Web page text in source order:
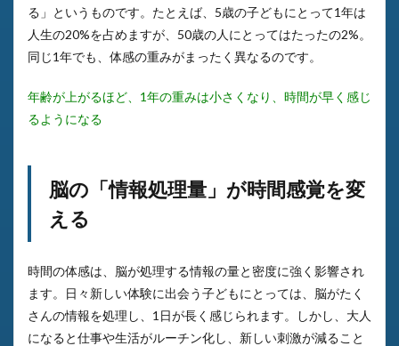
る」というものです。たとえば、5歳の子どもにとって1年は
人生の20%を占めますが、50歳の人にとってはたったの2%。
同じ1年でも、体感の重みがまったく異なるのです。
年齢が上がるほど、1年の重みは小さくなり、時間が早く感じ
るようになる
脳の「情報処理量」が時間感覚を変
える
時間の体感は、脳が処理する情報の量と密度に強く影響され
ます。日々新しい体験に出会う子どもにとっては、脳がたく
さんの情報を処理し、1日が長く感じられます。しかし、大人
になると仕事や生活がルーチン化し、新しい刺激が減ること